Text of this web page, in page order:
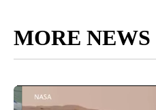
MORE NEWS